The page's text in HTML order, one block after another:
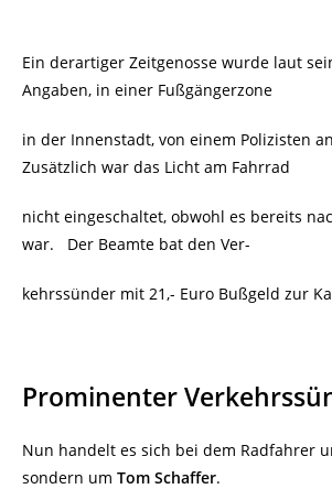
Ein derartiger Zeitgenosse wurde laut
Angaben, in einer Fußgängerzone
in der Innenstadt, von einem Polizisten
Zusätzlich war das Licht am Fahrrad
nicht eingeschaltet, obwohl es bereits
war. Der Beamte bat den Ver-
kehrssünder mit 21,- Euro Bußgeld zur
Prominenter
Nun handelt es sich bei dem Radfahrer
sondern um Tom Schaffer.